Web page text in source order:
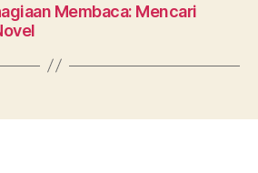
Membaca: Mencari